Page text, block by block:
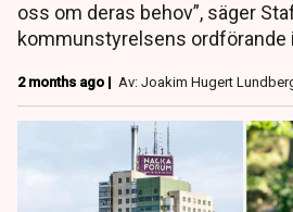
oss om deras behov”, säger
kommunstyrelsens ordförande
2 months ago | Av: Joakim Hugert